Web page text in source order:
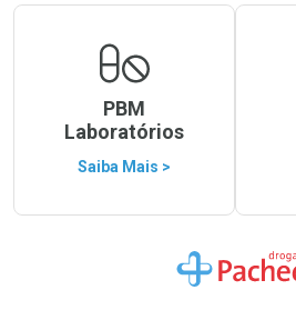
PBM
Laboratórios
Saiba Mais >
Ir para a Home